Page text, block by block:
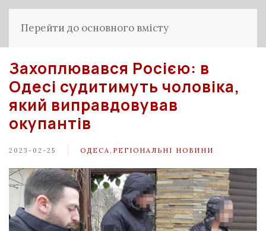
Перейти до основного вмісту
Захоплювався Росією: в
Одесі судитимуть чоловіка,
який виправдовував
окупантів
2023-02-25 ОДЕСА РЕГІОНАЛЬНІ НОВИНИ